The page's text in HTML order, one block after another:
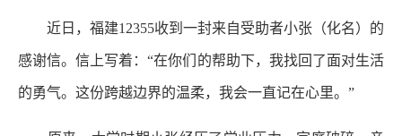
近日，福建12355收到一封来自受助者小张（化名）的
感谢信。信上写着：“在你们的帮助下，我找回了面对生活
的勇气。这份跨越边界的温柔，我会一直记在心里。”